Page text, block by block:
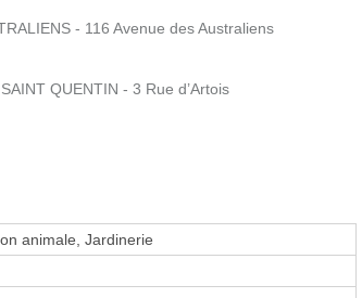
- 116 Avenue des Australiens
QUENTIN - 3 Rue d’Artois
animale, Jardinerie